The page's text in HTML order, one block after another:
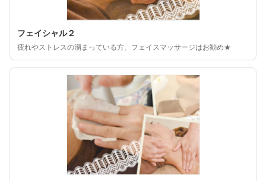
フェイシャル２
疲れやストレスの溜まっている方、フェイスマッサージはお勧め★